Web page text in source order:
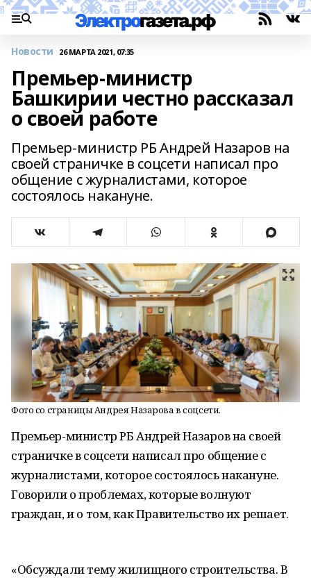
Новости 26 МАРТА 2021, 07:35
Премьер-министр
Башкирии честно рассказал
о своей работе
Премьер-министр РБ Андрей Назаров на
своей страничке в соцсети написал про
общение с журналистами, которое
состоялось накануне.
Фото со страницы Андрея Назарова в соцсети.
Премьер-министр РБ Андрей Назаров на своей
страничке в соцсети написал про общение с
журналистами, которое состоялось накануне.
Говорили о проблемах, которые волнуют
граждан, и о том, как Правительство их решает.
«Обсуждали тему жилищного строительства. В